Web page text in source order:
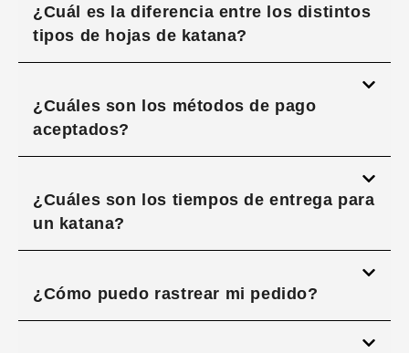
¿Cuál es la diferencia entre los distintos
tipos de hojas de katana?
¿Cuáles son los métodos de pago
aceptados?
¿Cuáles son los tiempos de entrega para
un katana?
¿Cómo puedo rastrear mi pedido?